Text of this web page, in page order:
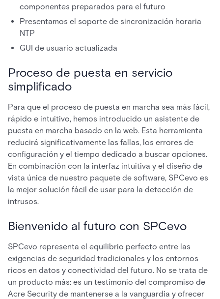
componentes preparados para el futuro
Presentamos el soporte de sincronización horaria
NTP
GUI de usuario actualizada
Proceso de puesta en servicio
simplificado
Para que el proceso de puesta en marcha sea más fácil,
rápido e intuitivo, hemos introducido un asistente de
puesta en marcha basado en la web. Esta herramienta
reducirá significativamente las fallas, los errores de
configuración y el tiempo dedicado a buscar opciones.
En combinación con la interfaz intuitiva y el diseño de
vista única de nuestro paquete de software, SPCevo es
la mejor solución fácil de usar para la detección de
intrusos.
Bienvenido al futuro con SPCevo
SPCevo representa el equilibrio perfecto entre las
exigencias de seguridad tradicionales y los entornos
ricos en datos y conectividad del futuro. No se trata de
un producto más: es un testimonio del compromiso de
Acre Security de mantenerse a la vanguardia y ofrecer